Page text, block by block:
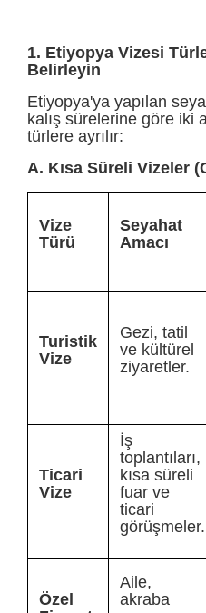
1. Etiyopya Vizesi
Belirleyin
Etiyopya'ya yapılan
kalış sürelerine göre iki
türlere ayrılır:
A. Kısa Süreli Vizeler
Vize
Türü
Seyahat
Amacı
Turistik
Vize
Gezi, tatil
ve kültürel
ziyaretler.
Ticari
Vize
İş
toplantıları,
kısa süreli
fuar ve
ticari
görüşmeler.
Özel
Aile,
akraba